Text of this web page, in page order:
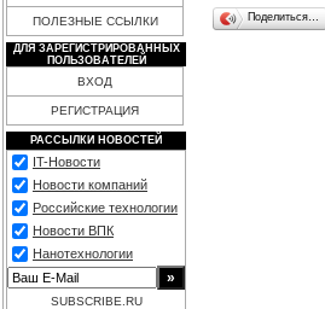
ПОЛЕЗНЫЕ ССЫЛКИ
ДЛЯ ЗАРЕГИСТРИРОВАННЫХ
ПОЛЬЗОВАТЕЛЕЙ
ВХОД
РЕГИСТРАЦИЯ
РАССЫЛКИ НОВОСТЕЙ
IT-Новости
Новости компаний
Российские технологии
Новости ВПК
Нанотехнологии
SUBSCRIBE.RU
Поделиться…